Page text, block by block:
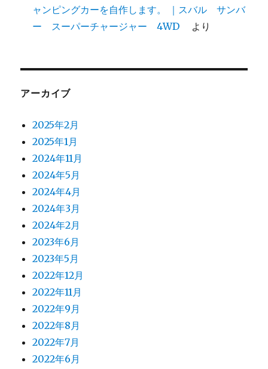
ャンピングカーを自作します。 ｜スバル サンバ
ー スーパーチャージャー 4WD
より
アーカイブ
2025年2月
2025年1月
2024年11月
2024年5月
2024年4月
2024年3月
2024年2月
2023年6月
2023年5月
2022年12月
2022年11月
2022年9月
2022年8月
2022年7月
2022年6月